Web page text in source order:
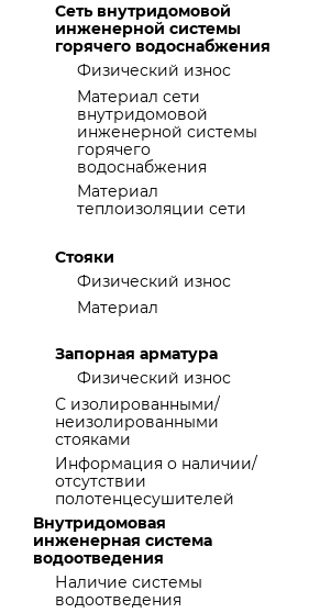
Сеть внутридомовой
инженерной системы
горячего водоснабжения
Физический износ
Материал сети
внутридомовой
инженерной системы
горячего
водоснабжения
Материал
теплоизоляции сети
Стояки
Физический износ
Материал
Запорная арматура
Физический износ
С изолированными/
неизолированными
стояками
Информация о наличии/
отсутствии
полотенцесушителей
Внутридомовая
инженерная система
водоотведения
Наличие системы
водоотведения